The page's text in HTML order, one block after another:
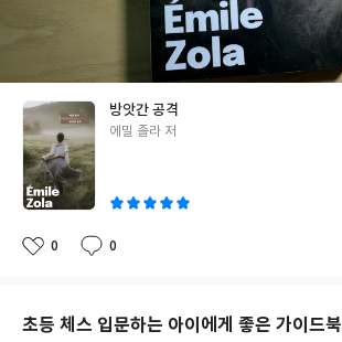
방앗간 공격
글
에밀 졸라 저
좋
0
댓
0
작
초등 체스 입문하는 아이에게 좋은 가이드북